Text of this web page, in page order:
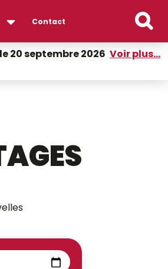
Contact
20 septembre 2026 Voir plus...